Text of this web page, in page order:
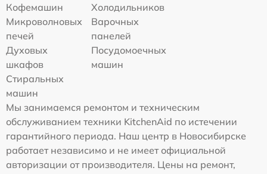
Кофемашин
Холодильников
Микроволновых
печей
Варочных
панелей
Духовых
шкафов
Посудомоечных
машин
Стиральных
машин
Мы занимаемся ремонтом и техническим
обслуживанием техники KitchenAid по истечении
гарантийного периода. Наш центр в Новосибирске
работает независимо и не имеет официальной
авторизации от производителя. Цены на ремонт,